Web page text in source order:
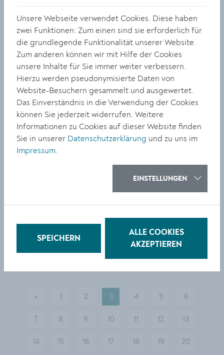
KULTUR
Zeitgenössische Grafik auf
höchstem Niveau
Judith P. Fischer zeigt ihre
galeriekrems
vorherige
« 1 2 3 4 5 6
7 8 9 10 11 12 13
14 15 16 17 18 19 20
Unsere Webseite verwendet Cookies. Diese haben
zwei Funktionen: Zum einen sind sie erforderlich für
die grundlegende Funktionalität unserer Website.
Zum anderen können wir mit Hilfe der Cookies
unsere Inhalte für Sie immer weiter verbessern.
Hierzu werden pseudonymisierte Daten von
Website-Besuchern gesammelt und ausgewertet.
Das Einverständnis in die Verwendung der Cookies
können Sie jederzeit widerrufen. Weitere
Informationen zu Cookies auf dieser Website finden
Sie in unserer Datenschutzerklärung und zu uns im
Impressum.
EINSTELLUNGEN
SPEICHERN
ALLE COOKIES
AKZEPTIEREN